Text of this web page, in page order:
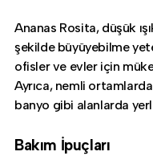
Ananas Rosita, düşük
şekilde büyüyebilme
ofisler ve evler için
Ayrıca, nemli
banyo gibi alanlarda
Bakım İpuçları